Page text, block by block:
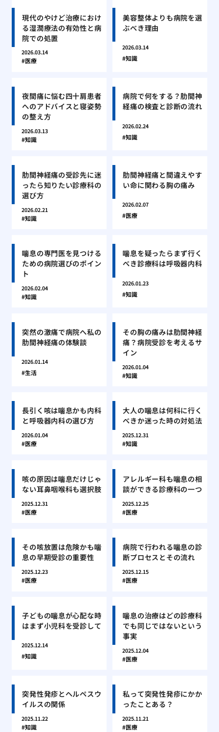
現代のやけど治療におけ
る湿潤療法の有効性と病
院での処置
2026.03.14
医療
美容整体よりも病院を選
ぶべき理由
2026.03.14
知識
夜間痛に悩む四十肩患者
へのアドバイスと寝姿勢
の整え方
2026.03.13
知識
病院で何をする？肋間神
経痛の検査と診断の流れ
2026.02.24
知識
肋間神経痛の受診先に迷
ったら知りたい診療科の
選び方
2026.02.21
知識
肋間神経痛と間違えやす
い命に関わる胸の痛み
2026.02.07
医療
喘息の専門医を見つける
ための病院選びのポイン
ト
2026.02.04
知識
喘息を疑ったらまず行く
べき診療科は呼吸器内科
2026.01.23
知識
突然の激痛で病院へ私の
肋間神経痛の体験談
2026.01.14
生活
その胸の痛みは肋間神経
痛？病院受診を考えるサ
イン
2026.01.04
知識
長引く咳は喘息かも内科
と呼吸器内科の選び方
2026.01.04
医療
大人の喘息は何科に行く
べきか迷った時の対処法
2025.12.31
知識
咳の原因は喘息だけじゃ
ない耳鼻咽喉科も選択肢
2025.12.31
医療
アレルギー科も喘息の相
談ができる診療科の一つ
2025.12.25
医療
その咳放置は危険かも喘
息の早期受診の重要性
2025.12.23
医療
病院で行われる喘息の診
断プロセスとその流れ
2025.12.15
医療
子どもの喘息が心配な時
はまず小児科を受診して
2025.12.14
知識
喘息の治療はどの診療科
でも同じではないという
事実
2025.12.04
医療
突発性発疹とヘルペスウ
イルスの関係
2025.11.22
知識
私って突発性発疹にかか
ったことある？
2025.11.21
医療